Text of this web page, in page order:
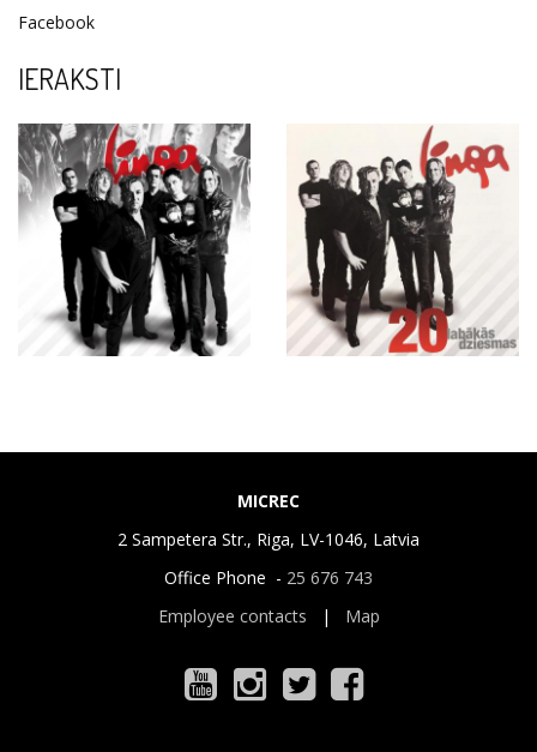
Facebook
IERAKSTI
MICREC
2 Sampetera Str., Riga, LV-1046, Latvia
Office Phone - 25 676 743
Employee contacts | Map